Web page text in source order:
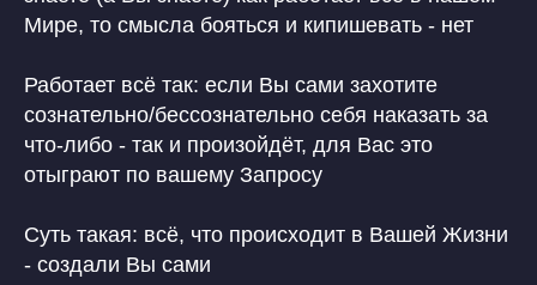
Мире, то смысла бояться и кипишевать - нет
Работает всё так: если Вы сами захотите
сознательно/бессознательно себя наказать за
что-либо - так и произойдёт, для Вас это
отыграют по вашему Запросу
Суть такая: всё, что происходит в Вашей Жизни
- создали Вы сами